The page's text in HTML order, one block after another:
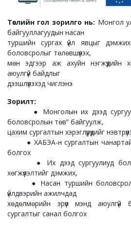
Төслийн гол зорилго нь: Монгол
байгууллагуудын насан
туршийн сургах үйл явцыг дэмжих,
боловсролыг төлөвшүүлэх,
мөн эдгээр аж ахуйн нэгжүүдийн
аюулгүй байдлыг
дээшлүүлэхэд чиглэнэ
Зорилт:
● Монголын их дээд
боловсролын төв” байгуулж,
цахим сургалтын хэрэглүүрүүдийг
● ХАБЭА-н сургалтын чанартай
болгох
● Их дээд сургуулиуд болон
хөгжүүлэлтийг дэмжих,
● Насан туршийн боловсролын
үйлдвэрийн ажилчдад
хөдөлмөрийн эрүүл мэнд
сургалтыг санал болгох